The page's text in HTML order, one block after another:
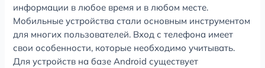
информации в любое время и в любом месте.
Мобильные устройства стали основным инструментом
для многих пользователей. Вход с телефона имеет
свои особенности, которые необходимо учитывать.
Для устройств на базе Android существует